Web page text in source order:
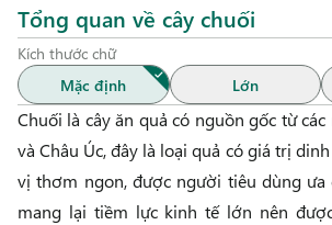
Tổng quan về cây chuối
Kích thước chữ
Mặc định
Lớn
Chuối là cây ăn quả có nguồn gốc từ
và Châu Úc, đây là loại quả có giá trị
vị thơm ngon, được người tiêu dùng ưa
mang lại tiềm lực kinh tế lớn nên